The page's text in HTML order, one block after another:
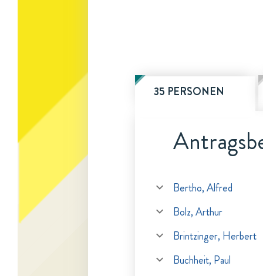
35 PERSONEN
Bertho, Alfred
Bolz, Arthur
Brintzinger, Herbert
Buchheit, Paul